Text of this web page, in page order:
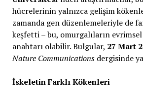
hücrelerinin yalnızca gelişim
zamanda gen düzenlemeleriyle de
keşfetti – bu, omurgalıların
anahtarı olabilir. Bulgular, 27 Mart
Nature Communicationsdergisinde
İskeletin Farklı Kökenleri